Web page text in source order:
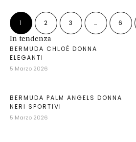
1 2 3 … 6
In tendenza
BERMUDA CHLOÉ DONNA
ELEGANTI
5 Marzo 2026
BERMUDA PALM ANGELS DONNA
NERI SPORTIVI
5 Marzo 2026